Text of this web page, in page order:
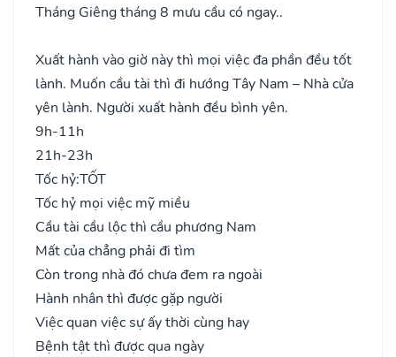
Tháng Giêng tháng 8 mưu cầu có ngay..
Xuất hành vào giờ này thì mọi việc đa phần đều tốt
lành. Muốn cầu tài thì đi hướng Tây Nam – Nhà cửa
yên lành. Người xuất hành đều bình yên.
9h-11h
21h-23h
Tốc hỷ:TỐT
Tốc hỷ mọi việc mỹ miều
Cầu tài cầu lộc thì cầu phương Nam
Mất của chẳng phải đi tìm
Còn trong nhà đó chưa đem ra ngoài
Hành nhân thì được gặp người
Việc quan việc sự ấy thời cùng hay
Bệnh tật thì được qua ngày